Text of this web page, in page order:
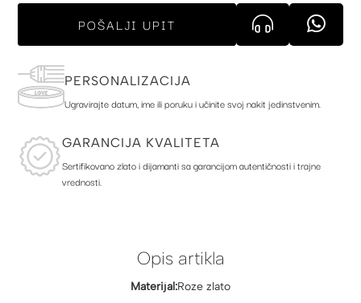
POŠALJI UPIT
PERSONALIZACIJA
Ugravirajte datum, ime ili poruku i učinite svoj nakit jedinstvenim.
GARANCIJA KVALITETA
Sertifikovano zlato i dijamanti sa garancijom autentičnosti i trajne
vrednosti.
Opis artikla
Materijal:Roze zlato